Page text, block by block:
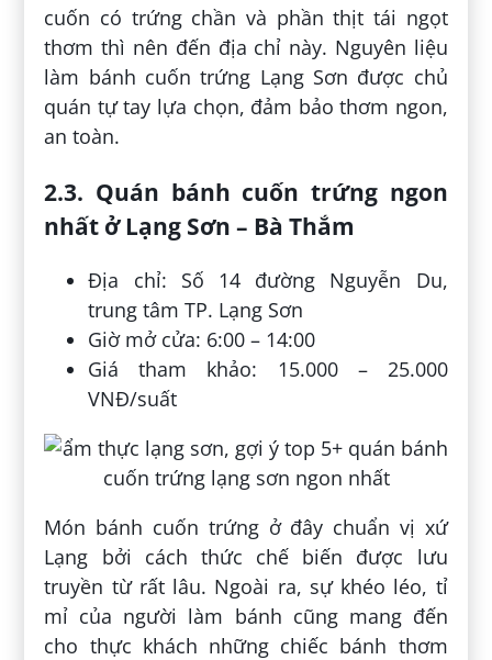
cuốn có trứng chần và phần thịt tái ngọt
thơm thì nên đến địa chỉ này. Nguyên liệu
làm bánh cuốn trứng Lạng Sơn được chủ
quán tự tay lựa chọn, đảm bảo thơm ngon,
an toàn.
2.3. Quán bánh cuốn trứng ngon
nhất ở Lạng Sơn – Bà Thắm
Địa chỉ: Số 14 đường Nguyễn Du,
trung tâm TP. Lạng Sơn
Giờ mở cửa: 6:00 – 14:00
Giá tham khảo: 15.000 – 25.000
VNĐ/suất
Món bánh cuốn trứng ở đây chuẩn vị xứ
Lạng bởi cách thức chế biến được lưu
truyền từ rất lâu. Ngoài ra, sự khéo léo, tỉ
mỉ của người làm bánh cũng mang đến
cho thực khách những chiếc bánh thơm